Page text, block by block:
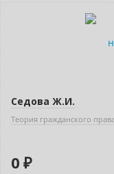
Седова Ж.И.
Теория гражданского права
0 ₽